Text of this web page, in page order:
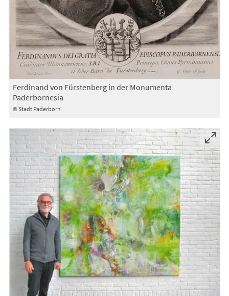
© Stadt Paderborn
Ferdinand von Fürstenberg in der Monumenta
Paderbornesia